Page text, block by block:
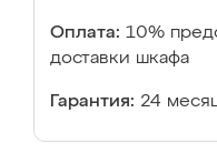
Оплата: 10%
доставки шкафа
Гарантия: 24